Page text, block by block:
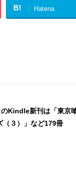
B! Hatena
Kindle新刊は「東京
（３）」など179冊